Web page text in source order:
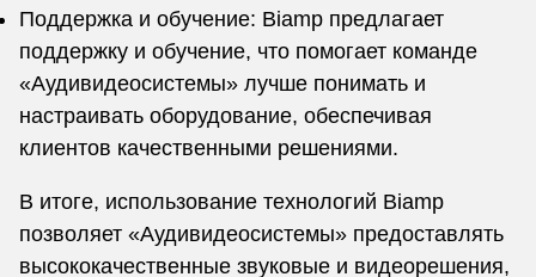
Поддержка и обучение: Biamp предлагает
поддержку и обучение, что помогает команде
«Аудивидеосистемы» лучше понимать и
настраивать оборудование, обеспечивая
клиентов качественными решениями.
В итоге, использование технологий Biamp
позволяет «Аудивидеосистемы» предоставлять
высококачественные звуковые и видеорешения,